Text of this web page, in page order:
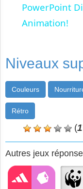
PowerPoint
Animation!
Niveaux
Couleurs
Rétro
(
Autres jeux